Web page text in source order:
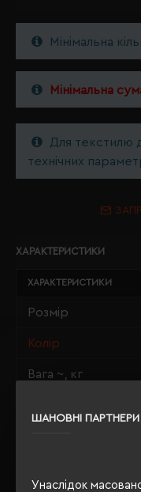
ШАНОВНІ ПАРТНЕРИ
Унаслідок
Мінімальна
Мінімальна
Для текстилю
технічних
ХАРАКТЕРИСТИКИ
ХАРАКТЕРИСТИКИ
Розмір
Колір
Вага ~, кг